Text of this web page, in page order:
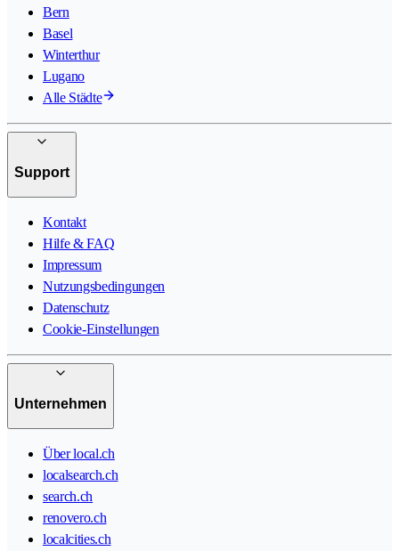
Bern
Basel
Winterthur
Lugano
Alle Städte
Support
Kontakt
Hilfe & FAQ
Impressum
Nutzungsbedingungen
Datenschutz
Cookie-Einstellungen
Unternehmen
Über local.ch
localsearch.ch
search.ch
renovero.ch
localcities.ch